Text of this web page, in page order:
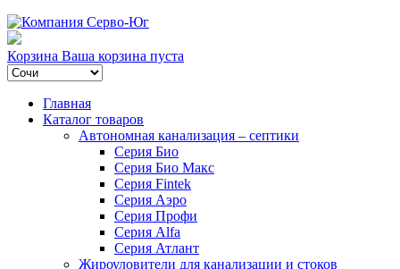
Корзина Ваша корзина пуста
Главная
Каталог товаров
Автономная канализация – септики
Серия Био
Серия Био Макс
Серия Fintek
Серия Аэро
Серия Профи
Серия Alfa
Серия Атлант
Жироуловители для канализации и стоков